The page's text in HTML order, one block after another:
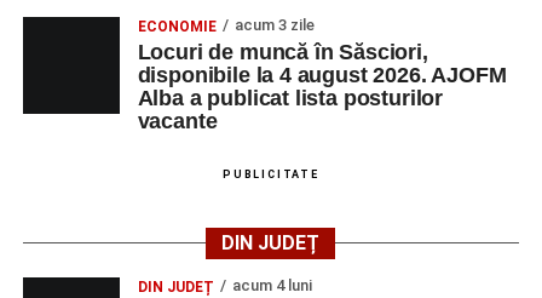
ECONOMIE acum 3 zile
Locuri de muncă în Săsciori,
disponibile la 4 august 2026. AJOFM
Alba a publicat lista posturilor
vacante
PUBLICITATE
DIN JUDEȚ
DIN JUDEȚ acum 4 luni